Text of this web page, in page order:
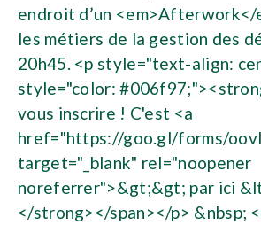
endroit d’un <em>Afterwork</
les métiers de la gestion des
20h45. <p style="text-align:
style="color:
vous inscrire ! C'est <a
href="https://goo.gl/forms/
target="_blank" rel="noopener
noreferrer">&gt;&gt; par ici
</strong></span></p> &nbsp;